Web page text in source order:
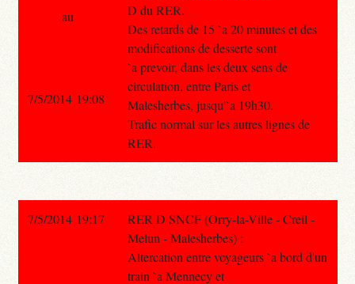
D du RER.
Des retards de 15 `a 20 minutes et des
modifications de desserte sont
`a prevoir, dans les deux sens de
circulation, entre Paris et
Malesherbes, jusqu'`a 19h30.
Trafic normal sur les autres lignes de
RER.
au
7/5/2014 19:08
7/5/2014 19:17
RER D SNCF (Orry-la-Ville - Creil -
Melun - Malesherbes) :
Altercation entre voyageurs `a bord d'un
train `a Mennecy et